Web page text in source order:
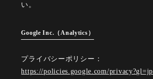
い。
Google Inc.（Analytics）
プライバシーポリシー：
https://policies.google.com/privacy?gl=jp